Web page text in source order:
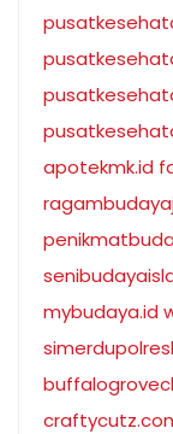
apotekmk.id
mybudaya.id